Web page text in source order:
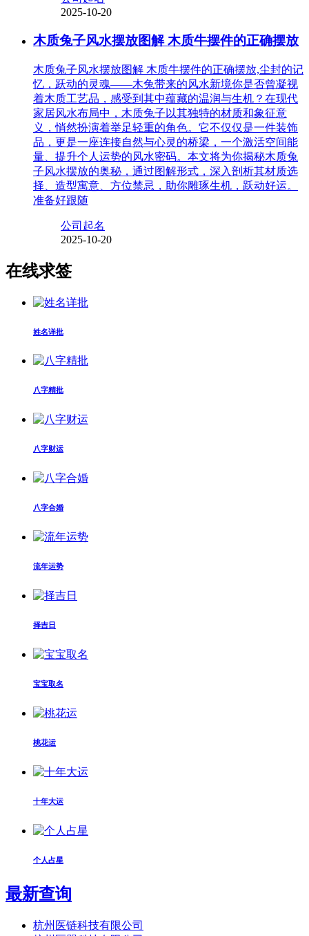
2025-10-20
木质兔子风水摆放图解 木质牛摆件的正确摆放
木质兔子风水摆放图解 木质牛摆件的正确摆放,尘封的记
忆，跃动的灵魂——木兔带来的风水新境你是否曾凝视
着木质工艺品，感受到其中蕴藏的温润与生机？在现代
家居风水布局中，木质兔子以其独特的材质和象征意
义，悄然扮演着举足轻重的角色。它不仅仅是一件装饰
品，更是一座连接自然与心灵的桥梁，一个激活空间能
量、提升个人运势的风水密码。本文将为你揭秘木质兔
子风水摆放的奥秘，通过图解形式，深入剖析其材质选
择、造型寓意、方位禁忌，助你雕琢生机，跃动好运。
准备好跟随
公司起名
2025-10-20
在线求签
姓名详批
八字精批
八字财运
八字合婚
流年运势
择吉日
宝宝取名
桃花运
十年大运
个人占星
最新查询
杭州医链科技有限公司